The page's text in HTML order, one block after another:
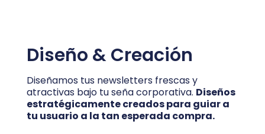
Diseño & Creación
Diseñamos tus newsletters frescas y
atractivas bajo tu seña corporativa. Diseños
estratégicamente creados para guiar a
tu usuario a la tan esperada compra.